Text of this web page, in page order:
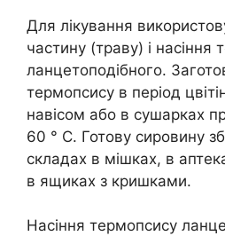
Для лікування
частину (траву) і насіння
ланцетоподібного.
термопсису в період
навісом або в сушарках
60 ° C. Готову сировину
складах в мішках, в
в ящиках з кришками.
Насіння термопсису